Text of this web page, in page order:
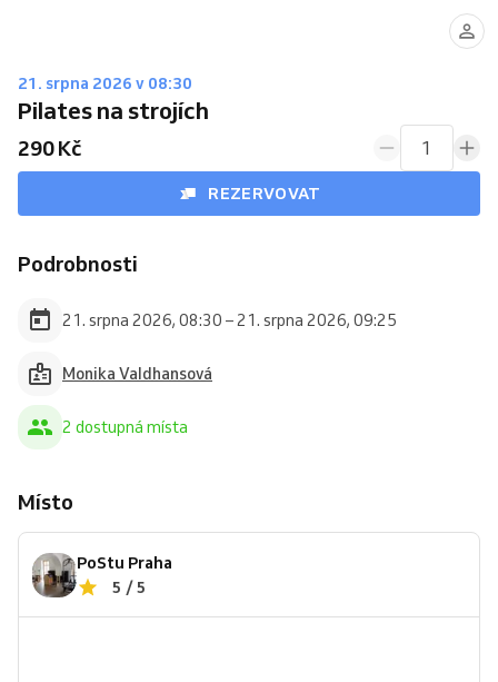
21. srpna 2026 v 08:30
Pilates na strojích
290 Kč 1
REZERVOVAT
Podrobnosti
21. srpna 2026, 08:30 – 21. srpna 2026, 09:25
Monika Valdhansová
2 dostupná místa
Místo
PoStu Praha
5 / 5